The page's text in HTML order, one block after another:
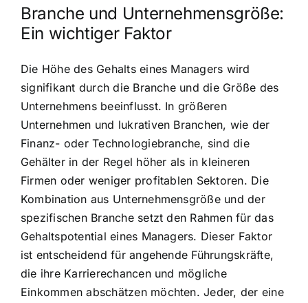
Branche und Unternehmensgröße:
Ein wichtiger Faktor
Die Höhe des Gehalts eines Managers wird
signifikant durch die Branche und die Größe des
Unternehmens beeinflusst. In größeren
Unternehmen und lukrativen Branchen, wie der
Finanz- oder Technologiebranche, sind die
Gehälter in der Regel höher als in kleineren
Firmen oder weniger profitablen Sektoren. Die
Kombination aus Unternehmensgröße und der
spezifischen Branche setzt den Rahmen für das
Gehaltspotential eines Managers. Dieser Faktor
ist entscheidend für angehende Führungskräfte,
die ihre Karrierechancen und mögliche
Einkommen abschätzen möchten. Jeder, der eine